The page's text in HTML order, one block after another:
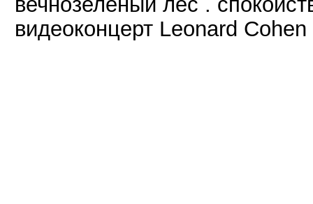
видеоконцерт Leonard